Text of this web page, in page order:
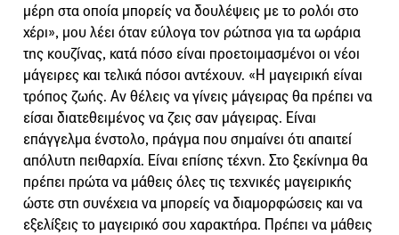
μέρη στα οποία μπορείς να δουλέψεις με το ρολόι στο
χέρι», μου λέει όταν εύλογα τον ρώτησα για τα ωράρια
της κουζίνας, κατά πόσο είναι προετοιμασμένοι οι νέοι
μάγειρες και τελικά πόσοι αντέχουν. «Η μαγειρική είναι
τρόπος ζωής. Αν θέλεις να γίνεις μάγειρας θα πρέπει να
είσαι διατεθειμένος να ζεις σαν μάγειρας. Είναι
επάγγελμα ένστολο, πράγμα που σημαίνει ότι απαιτεί
απόλυτη πειθαρχία. Είναι επίσης τέχνη. Στο ξεκίνημα θα
πρέπει πρώτα να μάθεις όλες τις τεχνικές μαγειρικής
ώστε στη συνέχεια να μπορείς να διαμορφώσεις και να
εξελίξεις το μαγειρικό σου χαρακτήρα. Πρέπει να μάθεις